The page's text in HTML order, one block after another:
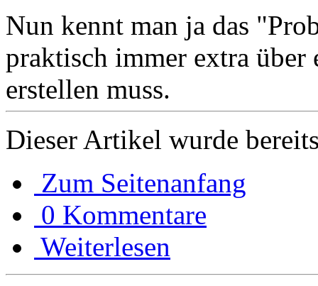
Nun kennt man ja das
praktisch immer extra
erstellen muss.
Dieser Artikel wurde
Zum Seitenanfang
0 Kommentare
Weiterlesen